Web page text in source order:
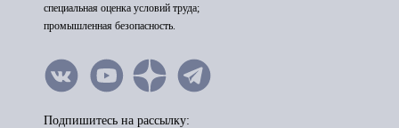
специальная оценка условий труда;
промышленная безопасность.
Подпишитесь на рассылку: